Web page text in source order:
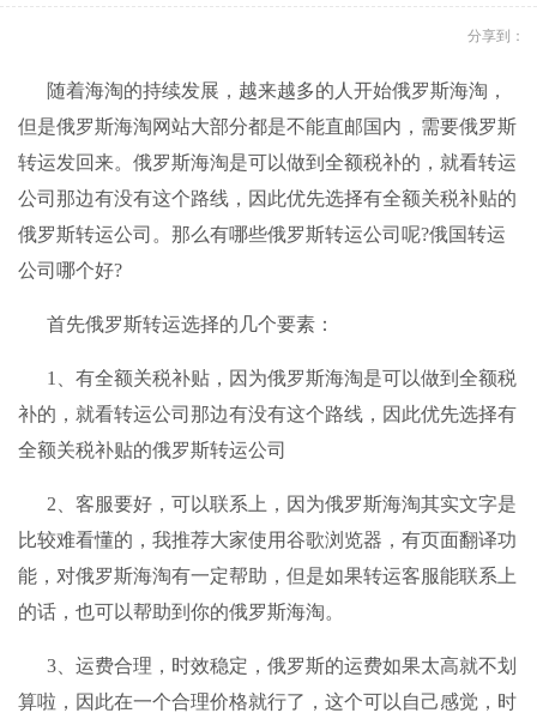
分享到：
随着海淘的持续发展，越来越多的人开始俄罗斯海淘，
但是俄罗斯海淘网站大部分都是不能直邮国内，需要俄罗斯
转运发回来。俄罗斯海淘是可以做到全额税补的，就看转运
公司 那边有没有这个路线，因此优先选择有全额关税补贴的
俄罗斯转运公司 。那么有哪些俄罗斯转运公司呢?俄国转运
公司哪个好?
首先俄罗斯转运选择的几个要素：
1、有全额关税补贴，因为俄罗斯海淘是可以做到全额税
补的，就看转运公司那边有没有这个路线，因此优先选择有
全额关税补贴的俄罗斯转运公司
2、客服要好，可以联系上，因为俄罗斯海淘其实文字是
比较难看懂的，我推荐大家使用谷歌浏览器，有页面翻译功
能，对俄罗斯海淘有一定帮助，但是如果转运客服能联系上
的话，也可以帮助到你的俄罗斯海淘。
3、运费合理，时效稳定，俄罗斯的运费如果太高就不划
算啦，因此在一个合理价格就行了，这个可以自己感觉，时